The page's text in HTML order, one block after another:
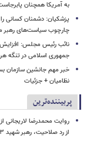
به آمریکا همچنان
پزشکیان: دشمنان کسانی
چارچوب سیاست‌های رهبر
نائب رئیس مجلس:
جمهوری اسلامی در تنگه
خبر مهم جانشین سازمان
نظامیان + جزئیات
پربیننده‌ترین
روایت محمدرضا
از رد صلاحیت، رهبر شهید ۳ بار از شورای نگهبان ابراز نارضایتی کردند